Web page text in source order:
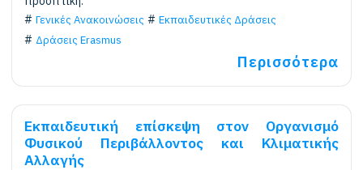
Γενικές Ανακοινώσεις
Εκπαιδευτικές Δράσεις
Δράσεις Erasmus
Περισσότερα
Εκπαιδευτική επίσκεψη στον Οργανισμό
Φυσικού Περιβάλλοντος και Κλιματικής
Αλλαγής